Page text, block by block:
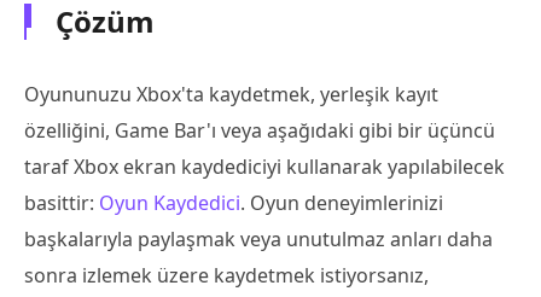
Çözüm
Oyununuzu Xbox'ta kaydetmek, yerleşik kayıt
özelliğini, Game Bar'ı veya aşağıdaki gibi bir üçüncü
taraf Xbox ekran kaydediciyi kullanarak yapılabilecek
basittir: Oyun Kaydedici. Oyun deneyimlerinizi
başkalarıyla paylaşmak veya unutulmaz anları daha
sonra izlemek üzere kaydetmek istiyorsanız,